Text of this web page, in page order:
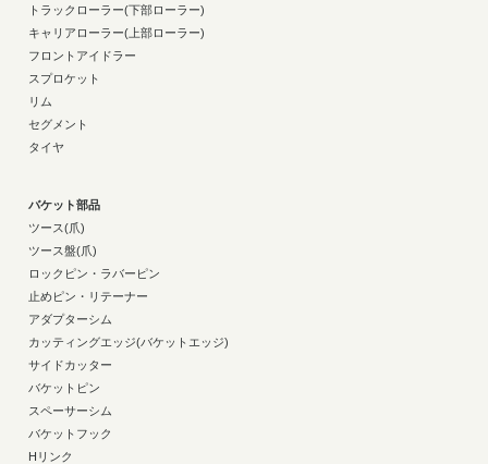
トラックローラー(下部ローラー)
キャリアローラー(上部ローラー)
フロントアイドラー
スプロケット
リム
セグメント
タイヤ
バケット部品
ツース(爪)
ツース盤(爪)
ロックピン・ラバーピン
止めピン・リテーナー
アダプターシム
カッティングエッジ(バケットエッジ)
サイドカッター
バケットピン
スペーサーシム
バケットフック
Hリンク